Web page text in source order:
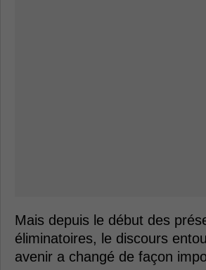
Mais depuis le début des
éliminatoires, le discours
avenir a changé de façon